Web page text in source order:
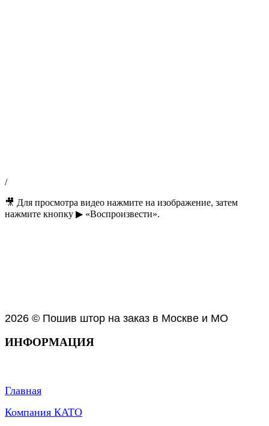
/
🎥 Для просмотра видео нажмите на изображение, затем
нажмите кнопку ▶ «Воспроизвести».
2026 © Пошив штор на заказ в Москве и МО
ИНФОРМАЦИЯ
Главная
Компания КАТО